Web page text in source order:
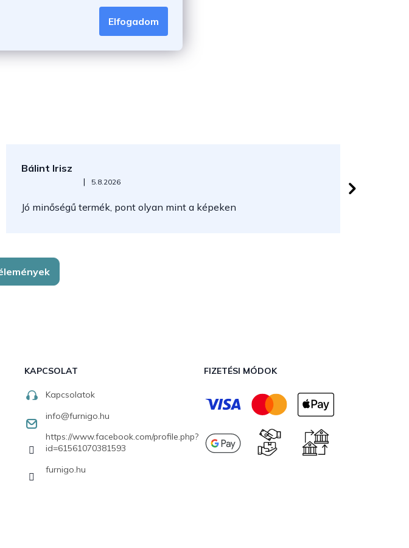
Elfogadom
Bálint Irisz
Az áruház értékelése 5-ből 5 csillag.
| 5.8.2026
Jó minőségű termék, pont olyan mint a képeken
KAPCSOLAT
Kapcsolatok
info@furnigo.hu
https://www.facebook.com/profile.php?
id=61561070381593
furnigo.hu
FIZETÉSI MÓDOK